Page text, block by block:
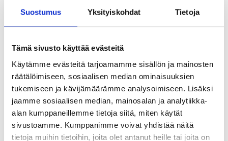
Suostumus Yksityiskohdat Tietoja
Tämä sivusto käyttää evästeitä
Käytämme evästeitä tarjoamamme sisällön ja mainosten
räätälöimiseen, sosiaalisen median ominaisuuksien
tukemiseen ja kävijämäärämme analysoimiseen. Lisäksi
jaamme sosiaalisen median, mainosalan ja analytiikka-
alan kumppaneillemme tietoja siitä, miten käytät
sivustoamme. Kumppanimme voivat yhdistää näitä
tietoja muihin tietoihin, joita olet antanut heille tai joita on
Tiilikaton suoja-ainekäsittely Keski-
Suomi